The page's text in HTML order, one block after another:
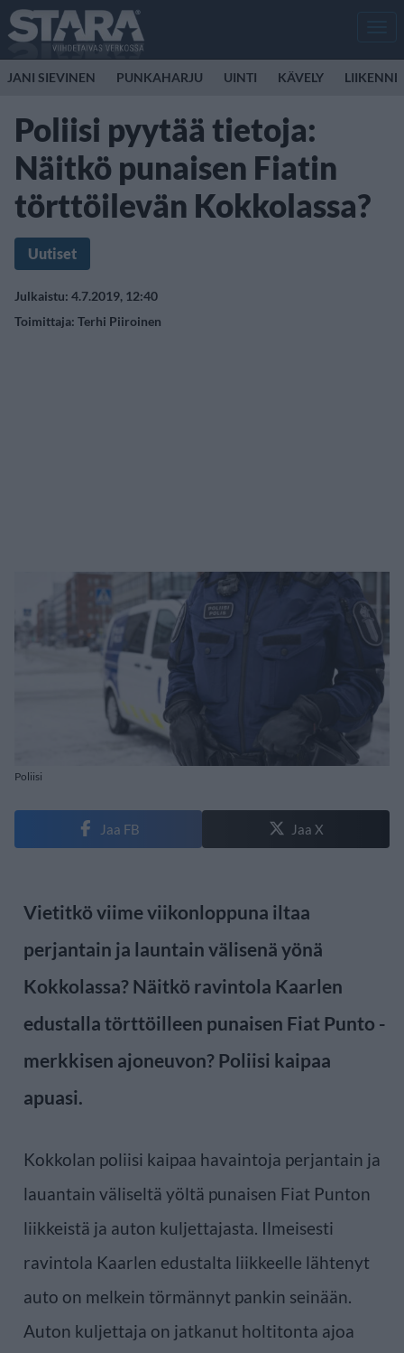
JANI SIEVINEN PUNKAHARJU UINTI KÄVELY LIIKENNE
Poliisi pyytää tietoja:
Näitkö punaisen Fiatin
törttöilevän Kokkolassa?
Uutiset
Julkaistu: 4.7.2019, 12:40
Toimittaja: Terhi Piiroinen
Poliisi
Jaa FB Jaa X
Vietitkö viime viikonloppuna iltaa
perjantain ja launtain välisenä yönä
Kokkolassa? Näitkö ravintola Kaarlen
edustalla törttöilleen punaisen Fiat Punto -
merkkisen ajoneuvon? Poliisi kaipaa
apuasi.
Kokkolan poliisi kaipaa havaintoja perjantain ja
lauantain väliseltä yöltä punaisen Fiat Punton
liikkeistä ja auton kuljettajasta. Ilmeisesti
ravintola Kaarlen edustalta liikkeelle lähtenyt
auto on melkein törmännyt pankin seinään.
Auton kuljettaja on jatkanut holtitonta ajoa